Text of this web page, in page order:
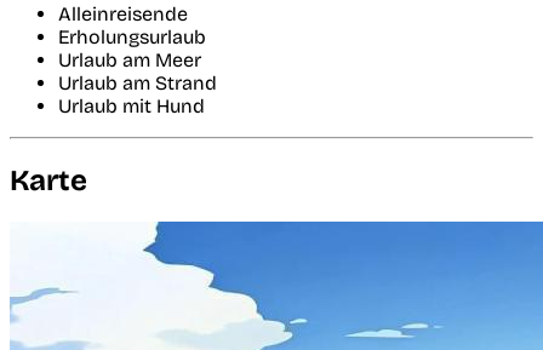
Alleinreisende
Erholungsurlaub
Urlaub am Meer
Urlaub am Strand
Urlaub mit Hund
Karte